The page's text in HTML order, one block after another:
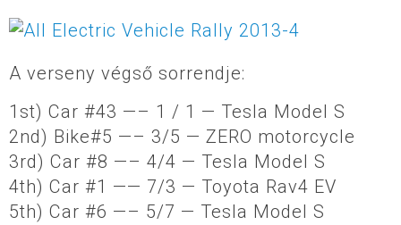
A verseny végső sorrendje:
1st) Car #43 —– 1 / 1 — Tesla Model S
2nd) Bike#5 —– 3/5 — ZERO motorcycle
3rd) Car #8 —– 4/4 — Tesla Model S
4th) Car #1 —— 7/3 — Toyota Rav4 EV
5th) Car #6 —– 5/7 — Tesla Model S